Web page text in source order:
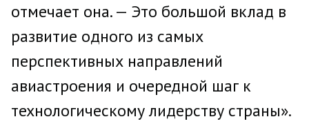
отмечает она. — Это большой вклад в
развитие одного из самых
перспективных направлений
авиастроения и очередной шаг к
технологическому лидерству страны».